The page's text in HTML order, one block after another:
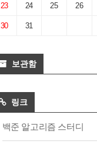
23 24 25 26
30 31
보관함
링크
백준 알고리즘 스터디